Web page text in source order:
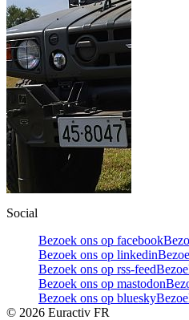
Social
Bezoek ons op facebook
Bezoek ons op linkedin
Bezoek ons op rss-feed
Bezoek ons op mastodon
Bezoek ons op bluesky
© 2026 Euractiv FR